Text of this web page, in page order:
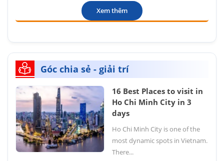
Xem thêm
Góc chia sẻ - giải trí
16 Best Places to visit in
Ho Chi Minh City in 3
days
Ho Chi Minh City is one of the
most dynamic spots in Vietnam.
There...